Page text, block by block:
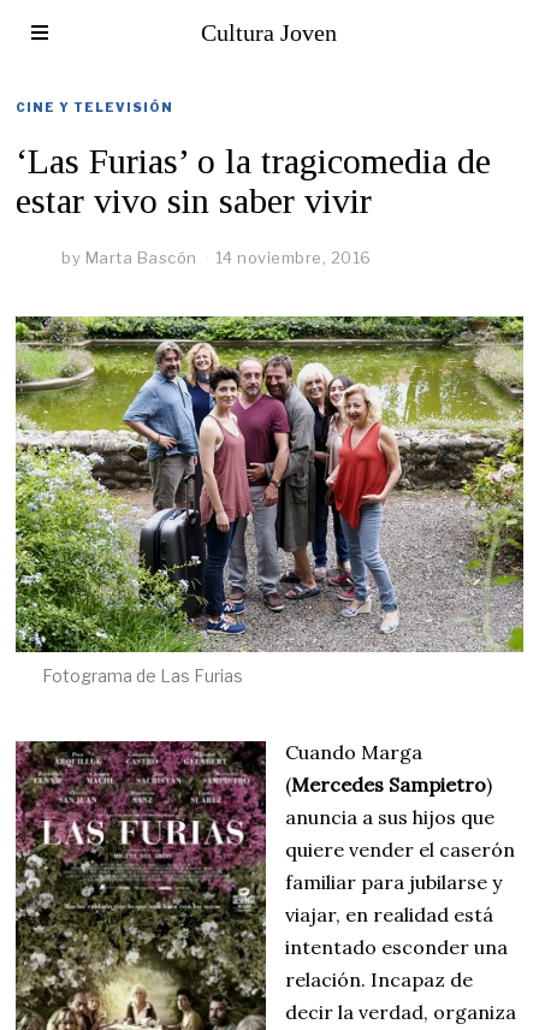
Cultura Joven
CINE Y TELEVISIÓN
‘Las Furias’ o la tragicomedia de
estar vivo sin saber vivir
by Marta Bascón 14 noviembre, 2016
Fotograma de Las Furias
Cuando Marga
(Mercedes Sampietro)
anuncia a sus hijos que
quiere vender el caserón
familiar para jubilarse y
viajar, en realidad está
intentado esconder una
relación. Incapaz de
decir la verdad, organiza